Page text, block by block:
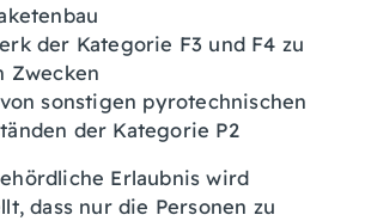
der Kategorie F3 und F4 zu
Zwecken
sonstigen pyrotechnischen
der Kategorie P2
Erlaubnis wird
dass nur die Personen zu